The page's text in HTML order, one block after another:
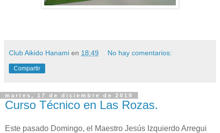
Club Aikido Hanami en 18:49 No hay comentarios:
Compartir
martes, 17 de diciembre de 2019
Curso Técnico en Las Rozas.
Este pasado Domingo, el Maestro Jesús Izquierdo Arregui